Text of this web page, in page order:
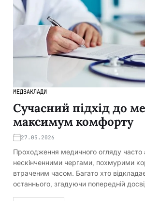
МЕДЗАКЛАДИ
Сучасний підхід до
максимум комфорту
27.05.2026
Проходження медичного огляду часто
нескінченними чергами, похмурими
втраченим часом. Багато хто
останнього, згадуючи попередній